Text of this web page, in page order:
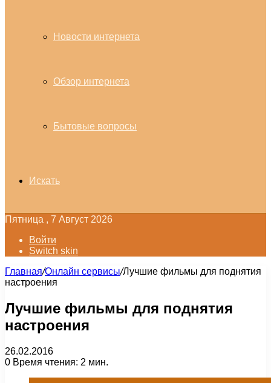
Новости интернета
Обзор интернета
Бытовые вопросы
Искать
Пятница , 7 Август 2026
Войти
Switch skin
Главная/Онлайн сервисы/Лучшие фильмы для поднятия
настроения
Лучшие фильмы для поднятия
настроения
26.02.2016
0 Время чтения: 2 мин.